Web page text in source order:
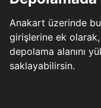
Anakart üzerinde
girişlerine ek olarak,
depolama alanını
saklayabilirsin.